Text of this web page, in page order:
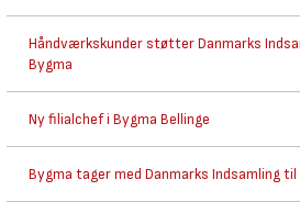
Håndværkskunder støtter Danmarks
Bygma
Ny filialchef i Bygma Bellinge
Bygma tager med Danmarks Indsamling til